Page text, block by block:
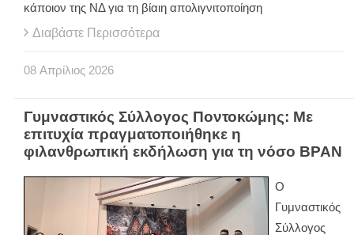
κάποιον της ΝΔ για τη βίαιη απολιγνιτοποίηση
Διαβάστε Περισσότερα
08 Απρίλιος 2026
Γυμναστικός Σύλλογος Ποντοκώμης: Με
επιτυχία πραγματοποιήθηκε η
φιλανθρωπική εκδήλωση για τη νόσο BPAN
Ο
Γυμναστικός
Σύλλογος